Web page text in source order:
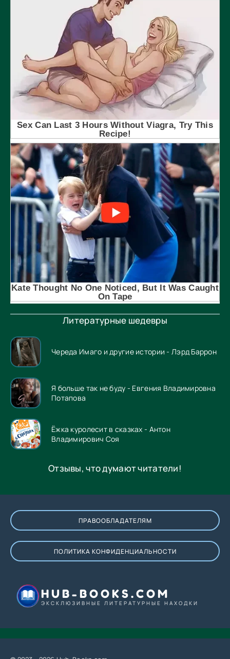
Литературные шедевры
Череда Имаго и другие истории - Лэрд Баррон
Я больше так не буду - Евгения Владимировна
Потапова
Ёжка куролесит в сказках - Антон
Владимирович Соя
Отзывы, что думают читатели!
ПРАВООБЛАДАТЕЛЯМ
ПОЛИТИКА КОНФИДЕНЦИАЛЬНОСТИ
HUB-BOOKS.COM
ЭКСКЛЮЗИВНЫЕ ЛИТЕРАТУРНЫЕ НАХОДКИ